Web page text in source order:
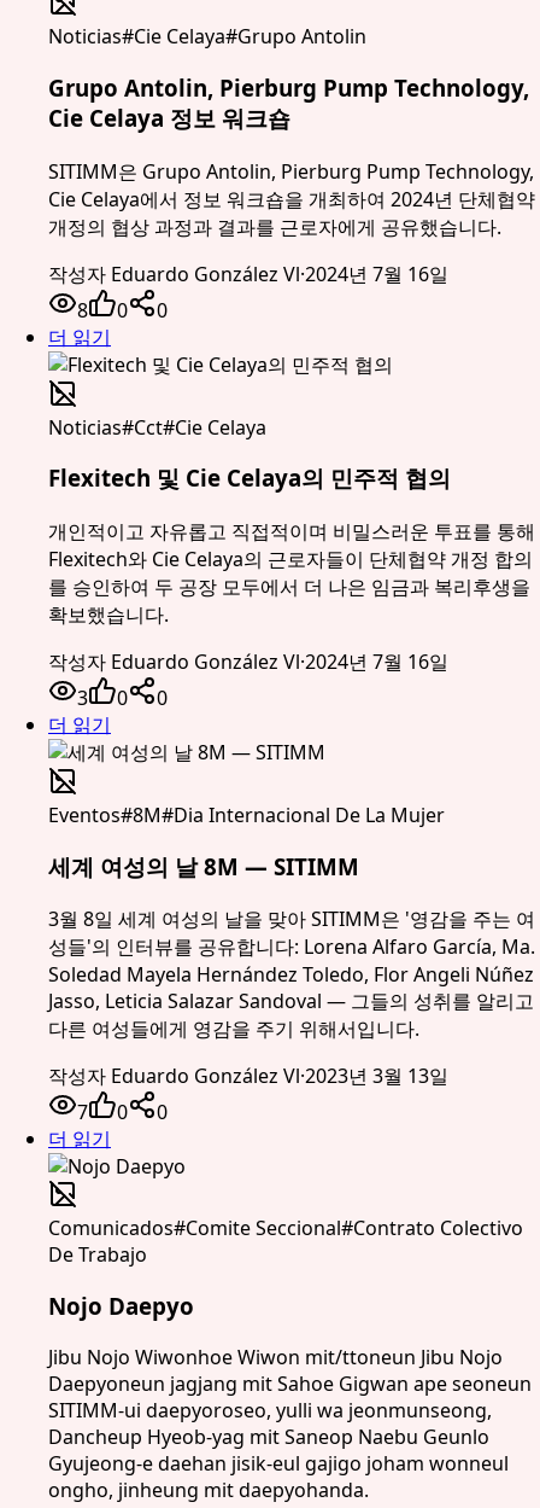
Noticias#Cie Celaya#Grupo Antolin
Grupo Antolin, Pierburg Pump Technology,
Cie Celaya 정보 워크숍
SITIMM은 Grupo Antolin, Pierburg Pump Technology,
Cie Celaya에서 정보 워크숍을 개최하여 2024년 단체협약
개정의 협상 과정과 결과를 근로자에게 공유했습니다.
작성자 Eduardo González Vl·2024년 7월 16일
8
0
0
더 읽기
Noticias#Cct#Cie Celaya
Flexitech 및 Cie Celaya의 민주적 협의
개인적이고 자유롭고 직접적이며 비밀스러운 투표를 통해
Flexitech와 Cie Celaya의 근로자들이 단체협약 개정 합의
를 승인하여 두 공장 모두에서 더 나은 임금과 복리후생을
확보했습니다.
작성자 Eduardo González Vl·2024년 7월 16일
3
0
0
더 읽기
Eventos#8M#Dia Internacional De La Mujer
세계 여성의 날 8M — SITIMM
3월 8일 세계 여성의 날을 맞아 SITIMM은 '영감을 주는 여
성들'의 인터뷰를 공유합니다: Lorena Alfaro García, Ma.
Soledad Mayela Hernández Toledo, Flor Angeli Núñez
Jasso, Leticia Salazar Sandoval — 그들의 성취를 알리고
다른 여성들에게 영감을 주기 위해서입니다.
작성자 Eduardo González Vl·2023년 3월 13일
7
0
0
더 읽기
Comunicados#Comite Seccional#Contrato Colectivo
De Trabajo
Nojo Daepyo
Jibu Nojo Wiwonhoe Wiwon mit/ttoneun Jibu Nojo
Daepyoneun jagjang mit Sahoe Gigwan ape seoneun
SITIMM-ui daepyoroseo, yulli wa jeonmunseong,
Dancheup Hyeob-yag mit Saneop Naebu Geunlo
Gyujeong-e daehan jisik-eul gajigo joham wonneul
ongho, jinheung mit daepyohanda.